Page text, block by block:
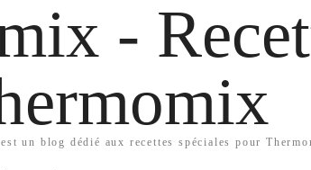
-
un blog dédié aux recettes spéciales pour